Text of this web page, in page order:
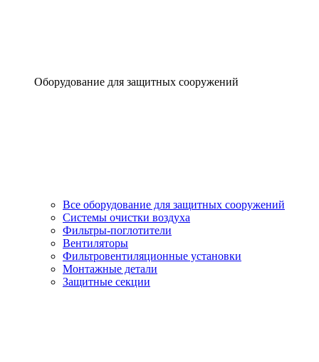
Оборудование для защитных сооружений
Все оборудование для защитных сооружений
Системы очистки воздуха
Фильтры-поглотители
Вентиляторы
Фильтровентиляционные установки
Монтажные детали
Защитные секции